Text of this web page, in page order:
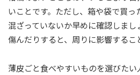
いことです。ただし、箱や袋で買
混ざっていないか早めに確認しまし
傷んだりすると、周りに影響するこ
薄皮ごと食べやすいものを選びた